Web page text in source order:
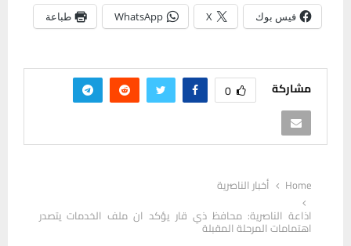
فيس بوك X
WhatsApp طباعة
مشاركة 0
Home
أخبار الناصرية
اذاعة الناصرية: محافظ ذي قار يؤكد ان ملف الخدمات يتصدر
اهتمامات المرحلة المقبلة